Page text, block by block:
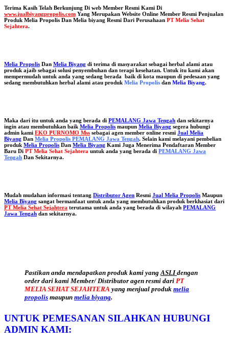
Terima Kasih Telah Berkunjung Di web Member Resmi Kami Di
www.jualbiyangpropolis.com Yang Merupakan Website Online Member Resmi Penjualan
Produk Melia Propolis Dan Melia biyang Resmi Dari Perusahaan PT Melia Sehat
Sejahtera.
Melia Propolis Dan Melia Biyang di terima di masyarakat sebagai herbal alami atau
produk ajaib sebagai solusi penyembuhan dan terapi kesehatan. Untuk itu kami akan
mempermudah untuk anda yang sedang berada baik di kota maupun di pedesaan yang
sedang membutuhkan herbal alami atau produk Melia Propolis dan Melia Biyang.
Maka dari itu untuk anda yang berada di PEMALANG Jawa Tengah dan sekitarnya
ingin atau membutuhkan baik Melia Propolis maupun Melia Biyang segera hubungi
admin kami EKO PURNOMO Mss sebagai agen member online resmi Jual Melia
Biyang Dan Melia Propolis PEMALANG Jawa Tengah. Selain kami melayani pembelian
produk Melia Propolis Dan Melia Biyang Kami Juga Menerima Pendaftaran Member
Baru Di PT Melia Sehat Sejahtera untuk anda yang berada di PEMALANG Jawa
Tengah Dan Sekitarnya.
Mudah mudahan informasi tentang Distributor Agen Resmi Jual Melia Propolis Maupun
Melia Biyang sangat bermanfaat untuk anda yang membutuhkan produk berkhasiat dari
PT Melia Sehat Sejahtera terutama untuk anda yang berada di wilayah PEMALANG
Jawa Tengah dan sekitarnya.
Pastikan anda mendapatkan produk kami yang ASLIdengan
order dari kami Member/ Distributor agen resmi dari PT
MELIA SEHAT SEJAHTERA yang menjual produk melia
propolis maupun melia biyang.
UNTUK PEMESANAN SILAHKAN HUBUNGI
ADMIN KAMI: